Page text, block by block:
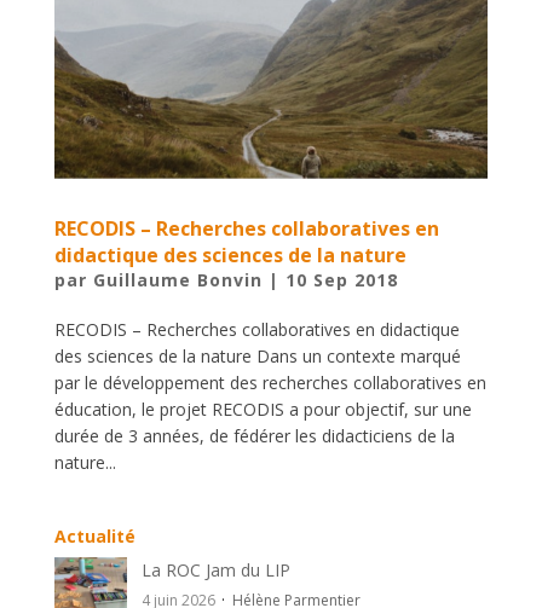
RECODIS – Recherches collaboratives en
didactique des sciences de la nature
par Guillaume Bonvin | 10 Sep 2018
RECODIS – Recherches collaboratives en didactique
des sciences de la nature Dans un contexte marqué
par le développement des recherches collaboratives en
éducation, le projet RECODIS a pour objectif, sur une
durée de 3 années, de fédérer les didacticiens de la
nature...
Actualité
La ROC Jam du LIP
4 juin 2026 Hélène Parmentier